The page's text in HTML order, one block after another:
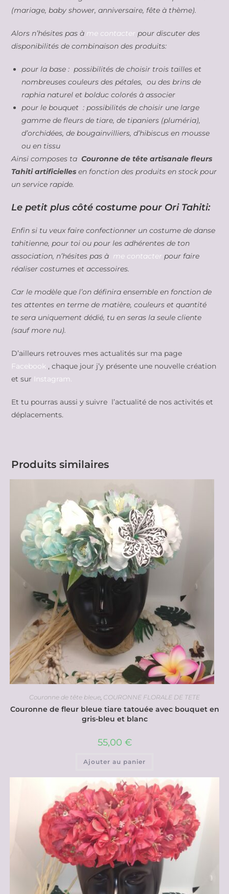
(mariage, baby shower, anniversaire, fête à thème).
Alors n’hésites pas à me contacter pour discuter des
disponibilités de combinaison des produits:
pour la base : possibilités de choisir trois tailles et
nombreuses couleurs des pétales, ou des brins de
raphia naturel et bolduc colorés à associer
pour le bouquet : possibilités de choisir une large
gamme de fleurs de tiare, de tipaniers (pluméria),
d’orchidées, de bougainvilliers, d’hibiscus en mousse
ou en tissu
Ainsi composes taCouronne de tête artisanale fleurs
Tahiti artificielles en fonction des produits en stock pour
un service rapide.
Le petit plus côté costume pour Ori Tahiti:
Enfin si tu veux faire confectionner un costume de danse
tahitienne, pour toi ou pour les adhérentes de ton
association, n’hésites pas à me contacter pour faire
réaliser costumes et accessoires.
Car le modèle que l’on définira ensemble en fonction de
tes attentes en terme de matière, couleurs et quantité
te sera uniquement dédié, tu en seras la seule cliente
(sauf more nu).
D’ailleurs retrouves mes actualités sur ma page
Facebook , chaque jour j’y présente une nouvelle création
et sur Instagram.
Et tu pourras aussi y suivre l’actualité de nos activités et
déplacements.
Produits similaires
Couronne de tête bleue, COURONNE FLORALE DE TETE
Couronne de fleur bleue tiare tatouée avec bouquet en
gris-bleu et blanc
55,00 €
Ajouter au panier